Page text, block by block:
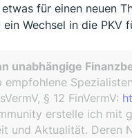
für einen neuen
Wechsel in die PKV
unabhängige
empfohlene
§ 12 FinVermV:
erstelle ich mit
und Aktualität. Deren